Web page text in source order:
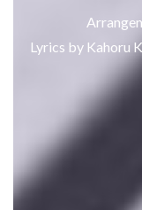
Lyrics by Kahoru